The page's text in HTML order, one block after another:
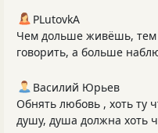
PLutоvkА
Чем дольше живёшь, тем
говорить, а больше
Василий Юрьев
Обнять любовь , хоть ту
душу, душа должна хоть